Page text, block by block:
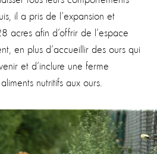
il a pris de l’expansion et
acres afin d’offrir de l’espace
en plus d’accueillir des ours qui
et d’inclure une ferme
nutritifs aux ours.